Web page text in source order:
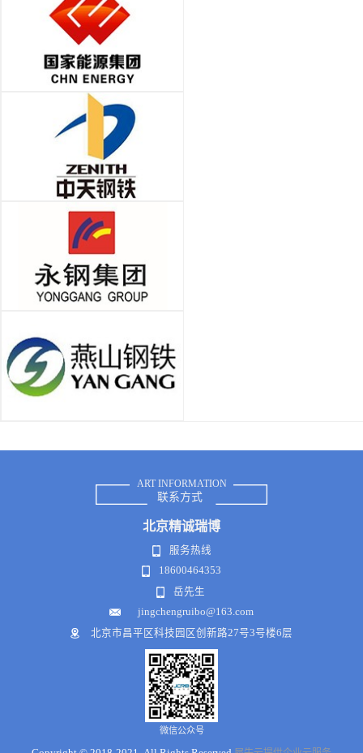
ART INFORMATION
联系方式
北京精诚瑞博
服务热线
18600464353
岳先生
jingchengruibo@163.com
北京市昌平区科技园区创新路27号3号楼6层
微信公众号